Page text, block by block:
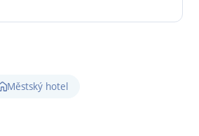
Městský hotel